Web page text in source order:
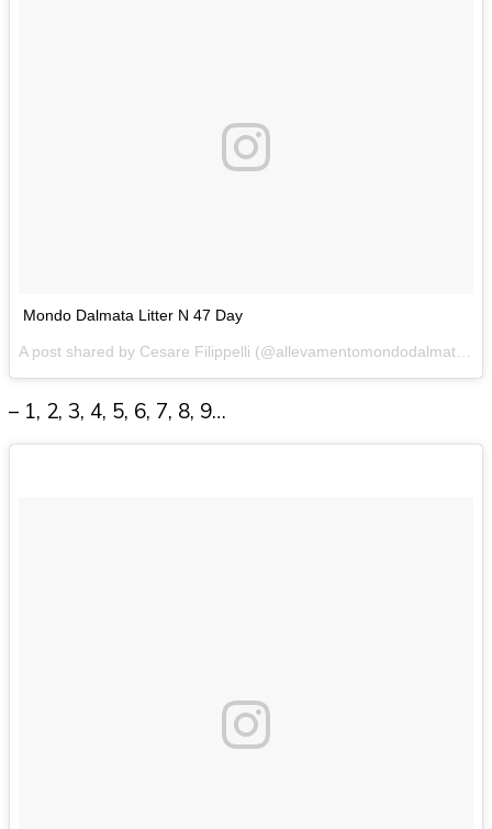
Mondo Dalmata Litter N 47 Day
– 1, 2, 3, 4, 5, 6, 7, 8, 9…